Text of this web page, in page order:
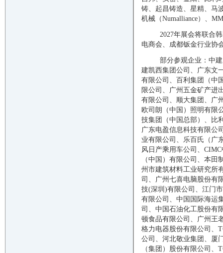
铸、起昌铸造、星精、马
机械（Numalliance）、
2027年展会将联合
电商会、成都钣金行业协
部分参观企业：中
建凯西集团公司、广东文
有限公司、百利集团（中
限公司、广州五金矿产进
有限公司、顺大集团、广
欧司朗（中国）照明有限
技集团（中国总部）、比
广东电盈信息科技有限公
业有限公司、乐百氏（广
风日产乘用车公司、
（中国）有限公司、本
州市建筑材料工业研究所
司、广州七喜电脑股份有
技(深圳)有限公司、江门
有限公司、中国国际海运
司、中国石油化工股份有
顿食品有限公司、广州王
格力电器股份有限公司、
公司、河北敬业集团、厦
（集团）股份有限公司